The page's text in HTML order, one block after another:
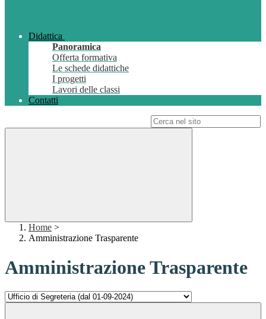
Didattica
Panoramica
Offerta formativa
Le schede didattiche
I progetti
Lavori delle classi
Contatti
Home >
Amministrazione Trasparente
Amministrazione Trasparente